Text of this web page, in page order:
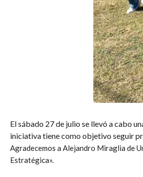
El sábado 27 de julio se llevó a cabo
iniciativa tiene como objetivo seguir
Agradecemos a Alejandro Miraglia de
Estratégica».